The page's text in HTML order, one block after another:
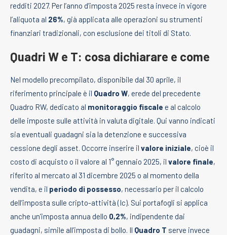
redditi 2027. Per l’anno d’imposta 2025 resta invece in vigore
l’aliquota al 26%, già applicata alle operazioni su strumenti
finanziari tradizionali, con esclusione dei titoli di Stato.
Quadri W e T: cosa dichiarare e come
Nel modello precompilato, disponibile dal 30 aprile, il
riferimento principale è il Quadro W, erede del precedente
Quadro RW, dedicato al monitoraggio fiscale e al calcolo
delle imposte sulle attività in valuta digitale. Qui vanno indicati
sia eventuali guadagni sia la detenzione e successiva
cessione degli asset. Occorre inserire il valore iniziale, cioè il
costo di acquisto o il valore al 1° gennaio 2025, il valore finale,
riferito al mercato al 31 dicembre 2025 o al momento della
vendita, e il periodo di possesso, necessario per il calcolo
dell’imposta sulle cripto-attività (Ic). Sui portafogli si applica
anche un’imposta annua dello 0,2%, indipendente dai
guadagni, simile all’imposta di bollo. Il Quadro T serve invece